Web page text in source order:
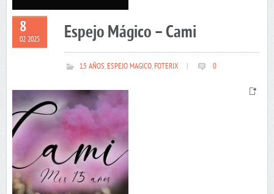
8
02 2025 Espejo Mágico – Cami
15 AÑOS,ESPEJO MAGICO,FOTERIX 0